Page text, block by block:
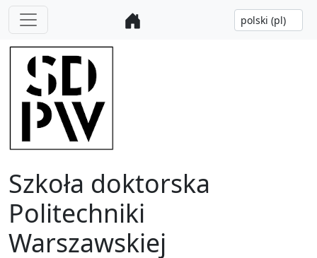
Szkoła doktorska
Politechniki
Warszawskiej